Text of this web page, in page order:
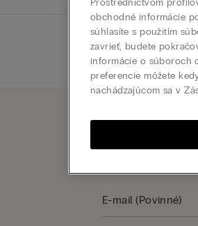
Prostredníctvom
obchodné informácie
súhlasíte s použitím
zavrieť, budete
informácie o súboroch
preferencie môžete
nachádzajúcom sa v